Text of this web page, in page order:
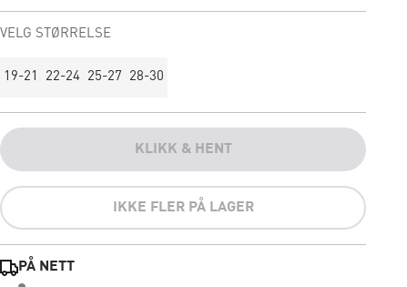
VELG STØRRELSE
19-21 22-24 25-27 28-30
KLIKK & HENT
IKKE FLER PÅ LAGER
PÅ NETT